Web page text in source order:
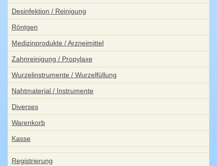
Desinfektion / Reinigung
Röntgen
Medizinprodukte / Arzneimittel
Zahnreinigung / Propylaxe
Wurzelinstrumente / Wurzelfüllung
Nahtmaterial / Instrumente
Diverses
Warenkorb
Kasse
Registrierung